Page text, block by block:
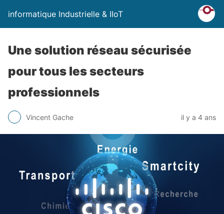
informatique Industrielle & IIoT
Une solution réseau sécurisée
pour tous les secteurs
professionnels
Vincent Gache il y a 4 ans